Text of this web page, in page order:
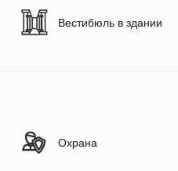
Вестибюль в здании
Охрана